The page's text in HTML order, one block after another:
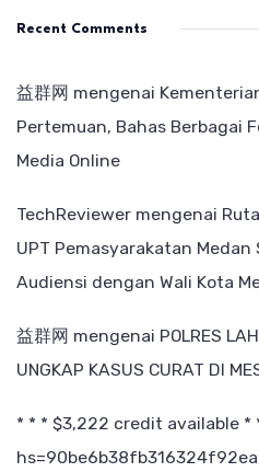
Recent Comments
益群网 mengenai
Pertemuan, Bahas Berbagai
Media Online
TechReviewer mengenai
UPT Pemasyarakatan Medan
Audiensi dengan Wali Kota
益群网 mengenai POLRES
UNGKAP KASUS CURAT DI
* * * $3,222 credit available *